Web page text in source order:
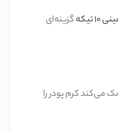
گزینه‌ای
می‌کند کرم پودر را